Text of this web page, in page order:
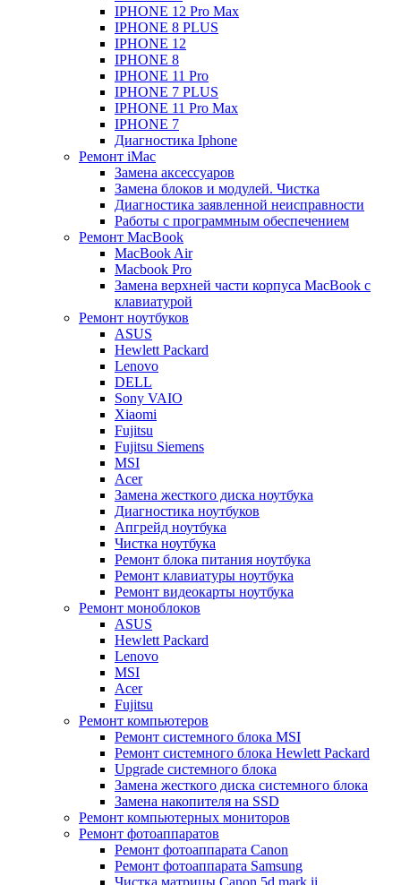
IPHONE 12 Pro Max
IPHONE 8 PLUS
IPHONE 12
IPHONE 8
IPHONE 11 Pro
IPHONE 7 PLUS
IPHONE 11 Pro Max
IPHONE 7
Диагностика Iphone
Ремонт iMac
Замена аксессуаров
Замена блоков и модулей. Чистка
Диагностика заявленной неисправности
Работы с программным обеспечением
Ремонт MacBook
MacBook Air
Macbook Pro
Замена верхней части корпуса MacBook с
клавиатурой
Ремонт ноутбуков
ASUS
Hewlett Packard
Lenovo
DELL
Sony VAIO
Xiaomi
Fujitsu
Fujitsu Siemens
MSI
Acer
Замена жесткого диска ноутбука
Диагностика ноутбуков
Апгрейд ноутбука
Чистка ноутбука
Ремонт блока питания ноутбука
Ремонт клавиатуры ноутбука
Ремонт видеокарты ноутбука
Ремонт моноблоков
ASUS
Hewlett Packard
Lenovo
MSI
Acer
Fujitsu
Ремонт компьютеров
Ремонт системного блока MSI
Ремонт системного блока Hewlett Packard
Upgrade системного блока
Замена жесткого диска системного блока
Замена накопителя на SSD
Ремонт компьютерных мониторов
Ремонт фотоаппаратов
Ремонт фотоаппарата Canon
Ремонт фотоаппарата Samsung
Чистка матрицы Canon 5d mark ii